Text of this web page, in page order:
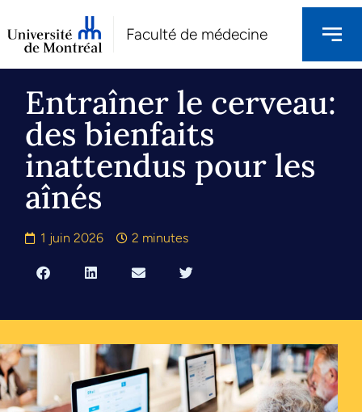
Faculté de médecine
Entraîner le cerveau:
des bienfaits
inattendus pour les
aînés
1 juin 2026 2 minutes